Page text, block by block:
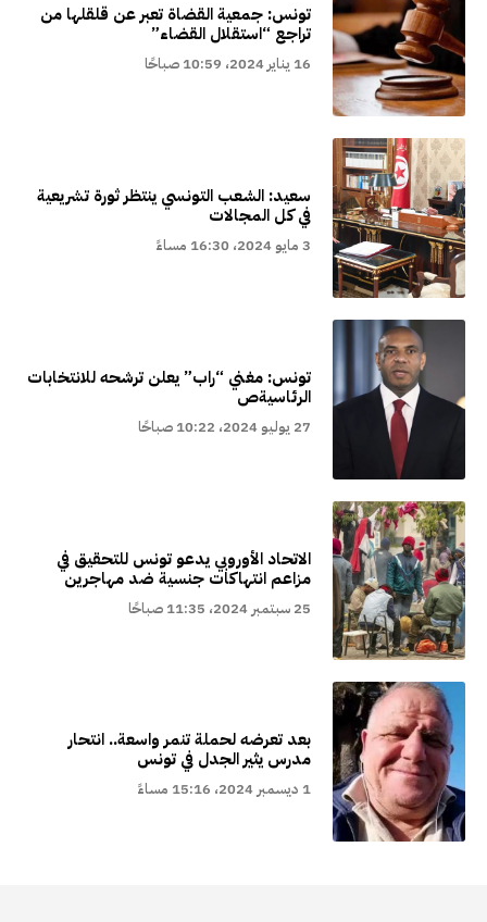
تونس: جمعية القضاة تعبر عن قلقلها من
تراجع “استقلال القضاء”
16 يناير 2024، 10:59 صباحًا
سعيد: الشعب التونسي ينتظر ثورة تشريعية
في كل المجالات
3 مايو 2024، 16:30 مساءً
تونس: مغني “راب” يعلن ترشحه للانتخابات
الرئاسيةص
27 يوليو 2024، 10:22 صباحًا
الاتحاد الأوروبي يدعو تونس للتحقيق في
مزاعم انتهاكات جنسية ضد مهاجرين
25 سبتمبر 2024، 11:35 صباحًا
بعد تعرضه لحملة تنمر واسعة.. انتحار
مدرس يثير الجدل في تونس
1 ديسمبر 2024، 15:16 مساءً